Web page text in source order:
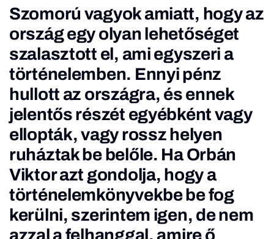
Szomorú vagyok amiatt, hogy az
ország egy olyan lehetőséget
szalasztott el, ami egyszeri a
történelemben. Ennyi pénz
hullott az országra, és ennek
jelentős részét egyébként vagy
ellopták, vagy rossz helyen
ruháztak be belőle. Ha Orbán
Viktor azt gondolja, hogy a
történelemkönyvekbe be fog
kerülni, szerintem igen, de nem
azzal a felhanggal, amire ő